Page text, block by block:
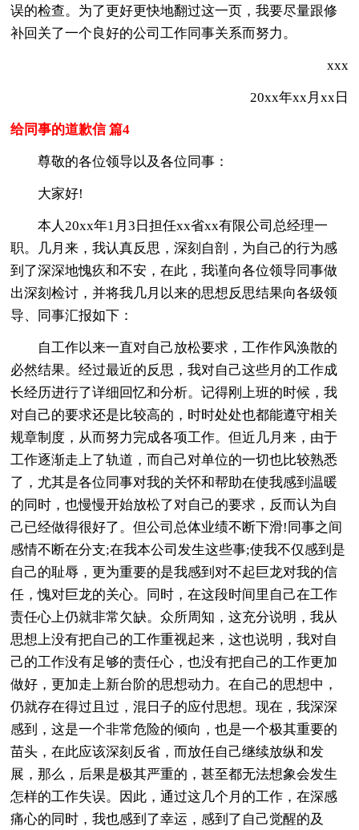
误的检查。为了更好更快地翻过这一页，我要尽量跟修
补回关了一个良好的公司工作同事关系而努力。
xxx
20xx年xx月xx日
给同事的道歉信 篇4
尊敬的各位领导以及各位同事：
大家好!
本人20xx年1月3日担任xx省xx有限公司总经理一
职。几月来，我认真反思，深刻自剖，为自己的行为感
到了深深地愧疚和不安，在此，我谨向各位领导同事做
出深刻检讨，并将我几月以来的思想反思结果向各级领
导、同事汇报如下：
自工作以来一直对自己放松要求，工作作风涣散的
必然结果。经过最近的反思，我对自己这些月的工作成
长经历进行了详细回忆和分析。记得刚上班的时候，我
对自己的要求还是比较高的，时时处处也都能遵守相关
规章制度，从而努力完成各项工作。但近几月来，由于
工作逐渐走上了轨道，而自己对单位的一切也比较熟悉
了，尤其是各位同事对我的关怀和帮助在使我感到温暖
的同时，也慢慢开始放松了对自己的要求，反而认为自
己已经做得很好了。但公司总体业绩不断下滑!同事之间
感情不断在分支;在我本公司发生这些事;使我不仅感到是
自己的耻辱，更为重要的是我感到对不起巨龙对我的信
任，愧对巨龙的关心。同时，在这段时间里自己在工作
责任心上仍就非常欠缺。众所周知，这充分说明，我从
思想上没有把自己的工作重视起来，这也说明，我对自
己的工作没有足够的责任心，也没有把自己的工作更加
做好，更加走上新台阶的思想动力。在自己的思想中，
仍就存在得过且过，混日子的应付思想。现在，我深深
感到，这是一个非常危险的倾向，也是一个极其重要的
苗头，在此应该深刻反省，而放任自己继续放纵和发
展，那么，后果是极其严重的，甚至都无法想象会发生
怎样的工作失误。因此，通过这几个月的工作，在深感
痛心的同时，我也感到了幸运，感到了自己觉醒的及